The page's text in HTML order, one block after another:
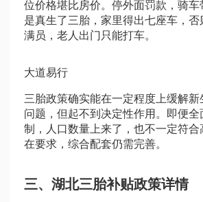
位价格堪比房价。停外面罚款，骑
是真生了三胎，家里得出七座车，
满员，老人出门只能打车。
大道易行
三胎政策确实能在一定程度上缓解新
问题，但起不到决定性作用。即便全
制，人口数量上来了，也不一定符合
在要求，综合配套仍需完善。
三、湖北三胎补贴政策详情